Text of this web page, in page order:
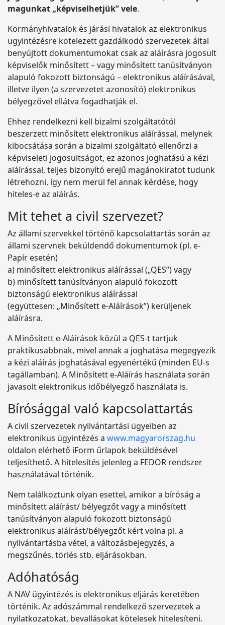
magunkat „képviselhetjük” vele.
Kormányhivatalok és járási hivatalok az elektronikus
ügyintézésre kötelezett gazdálkodó szervezetek által
benyújtott dokumentumokat csak az aláírásra jogosult
képviselők minősített – vagy minősített tanúsítványon
alapuló fokozott biztonságú – elektronikus aláírásával,
illetve ilyen (a szervezetet azonosító) elektronikus
bélyegzővel ellátva fogadhatják el.
Ehhez rendelkezni kell bizalmi szolgáltatótól
beszerzett minősített elektronikus aláírással, melynek
kibocsátása során a bizalmi szolgáltató ellenőrzi a
képviseleti jogosultságot, ez azonos joghatású a kézi
aláírással, teljes bizonyító erejű magánokiratot tudunk
létrehozni, így nem merül fel annak kérdése, hogy
hiteles-e az aláírás.
Mit tehet a civil szervezet?
Az állami szervekkel történő kapcsolattartás során az
állami szervnek beküldendő dokumentumok (pl. e-
Papír esetén)
a) minősített elektronikus aláírással („QES”) vagy
b) minősített tanúsítványon alapuló fokozott
biztonságú elektronikus aláírással
(együttesen: „Minősített e-Aláírások”) kerüljenek
aláírásra.
A Minősített e-Aláírások közül a QES-t tartjuk
praktikusabbnak, mivel annak a joghatása megegyezik
a kézi aláírás joghatásával egyenértékű (minden EU-s
tagállamban). A Minősített e-Aláírás használata során
javasolt elektronikus időbélyegző használata is.
Bírósággal való kapcsolattartás
A civil szervezetek nyilvántartási ügyeiben az
elektronikus ügyintézés a www.magyarorszag.hu
oldalon elérhető iForm űrlapok beküldésével
teljesíthető. A hitelesítés jelenleg a FEDOR rendszer
használatával történik.
Nem találkoztunk olyan esettel, amikor a bíróság a
minősített aláírást/ bélyegzőt vagy a minősített
tanúsítványon alapuló fokozott biztonságú
elektronikus aláírást/bélyegzőt kért volna pl. a
nyilvántartásba vétel, a változásbejegyzés, a
megszűnés. törlés stb. eljárásokban.
Adóhatóság
A NAV ügyintézés is elektronikus eljárás keretében
történik. Az adószámmal rendelkező szervezetek a
nyilatkozatokat, bevallásokat kötelesek hitelesíteni.